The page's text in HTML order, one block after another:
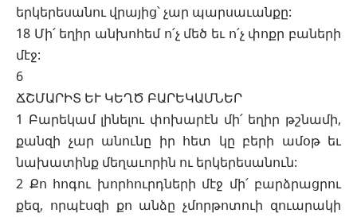
երկերեսանու վրայից՝ չար պարսաւանքը:
18 Մի՛ եղիր անխոհեմ ո՛չ մեծ եւ ո՛չ փոքր բաների
մէջ:
6
ՃՇՄԱՐԻՏ ԵՒ ԿԵՂԾ ԲԱՐԵԿԱՄՆԵՐ
1 Բարեկամ լինելու փոխարէն մի՛ եղիր թշնամի,
քանզի չար անունը իր հետ կը բերի ամօթ եւ
նախատինք մեղաւորին ու երկերեսանուն:
2 Քո հոգու խորհուրդների մէջ մի՛ բարձրացրու
քեզ, որպէսզի քո անձը չմորթոտուի զուարակի